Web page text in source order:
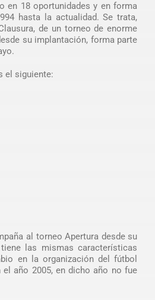
en 18 oportunidades y en forma
hasta la actualidad. Se trata,
de un torneo de enorme
su implantación, forma parte
el siguiente:
al torneo Apertura desde su
las mismas características
en la organización del fútbol
el año 2005, en dicho año no fue